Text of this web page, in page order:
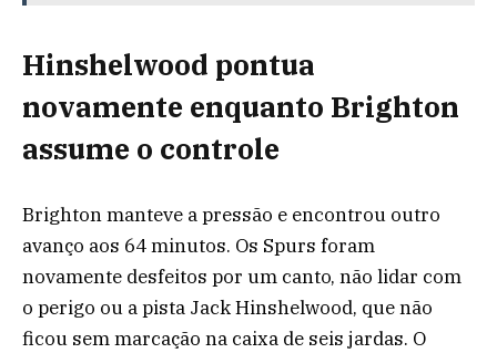
Hinshelwood pontua
novamente enquanto Brighton
assume o controle
Brighton manteve a pressão e encontrou outro
avanço aos 64 minutos. Os Spurs foram
novamente desfeitos por um canto, não lidar com
o perigo ou a pista Jack Hinshelwood, que não
ficou sem marcação na caixa de seis jardas. O